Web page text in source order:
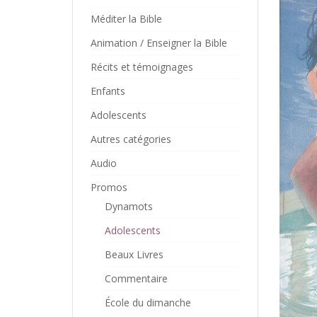
Méditer la Bible
Animation / Enseigner la Bible
Récits et témoignages
Enfants
Adolescents
Autres catégories
Audio
Promos
Dynamots
Adolescents
Beaux Livres
Commentaire
École du dimanche